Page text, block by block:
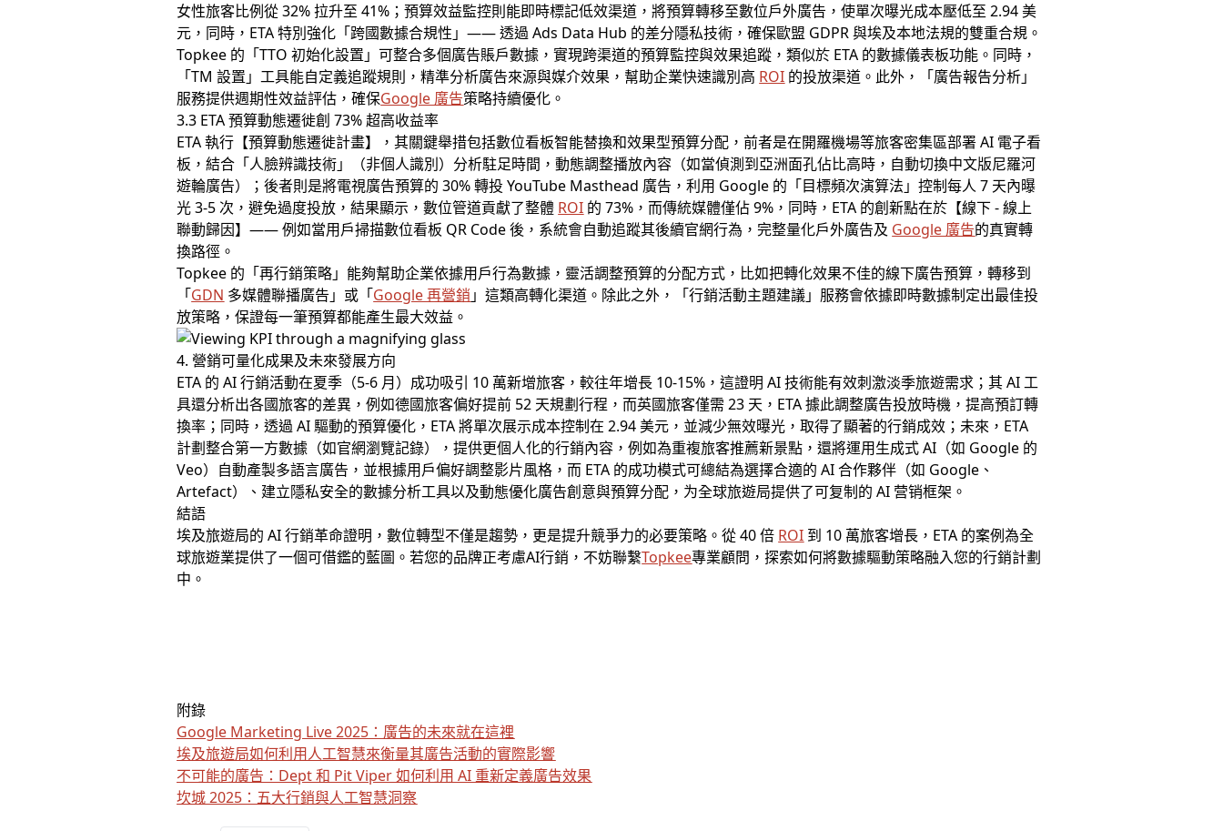
女性旅客比例從 32% 拉升至 41%；預算效益監控則能即時標記低效渠道，將預算轉移至數位戶外廣告，使單次曝光成本壓低至 2.94 美
元，同時，ETA 特別強化「跨國數據合規性」—— 透過 Ads Data Hub 的差分隱私技術，確保歐盟 GDPR 與埃及本地法規的雙重合規。
Topkee 的「TTO 初始化設置」可整合多個廣告賬戶數據，實現跨渠道的預算監控與效果追蹤，類似於 ETA 的數據儀表板功能。同時，
「TM 設置」工具能自定義追蹤規則，精準分析廣告來源與媒介效果，幫助企業快速識別高 ROI 的投放渠道。此外，「廣告報告分析」
服務提供週期性效益評估，確保Google 廣告策略持續優化。
3.3 ETA 預算動態遷徙創 73% 超高收益率
ETA 執行【預算動態遷徙計畫】，其關鍵舉措包括數位看板智能替換和效果型預算分配，前者是在開羅機場等旅客密集區部署 AI 電子看
板，結合「人臉辨識技術」（非個人識別）分析駐足時間，動態調整播放內容（如當偵測到亞洲面孔佔比高時，自動切換中文版尼羅河
遊輪廣告）；後者則是將電視廣告預算的 30% 轉投 YouTube Masthead 廣告，利用 Google 的「目標頻次演算法」控制每人 7 天內曝
光 3-5 次，避免過度投放，結果顯示，數位管道貢獻了整體 ROI 的 73%，而傳統媒體僅佔 9%，同時，ETA 的創新點在於【線下 - 線上
聯動歸因】—— 例如當用戶掃描數位看板 QR Code 後，系統會自動追蹤其後續官網行為，完整量化戶外廣告及 Google 廣告的真實轉
換路徑。
Topkee 的「再行銷策略」能夠幫助企業依據用戶行為數據，靈活調整預算的分配方式，比如把轉化效果不佳的線下廣告預算，轉移到
「GDN 多媒體聯播廣告」或「Google 再營銷 」這類高轉化渠道。除此之外，「行銷活動主題建議」服務會依據即時數據制定出最佳投
放策略，保證每一筆預算都能產生最大效益。
4. 營銷可量化成果及未來發展方向
ETA 的 AI 行銷活動在夏季（5-6 月）成功吸引 10 萬新增旅客，較往年增長 10-15%，這證明 AI 技術能有效刺激淡季旅遊需求；其 AI 工
具還分析出各國旅客的差異，例如德國旅客偏好提前 52 天規劃行程，而英國旅客僅需 23 天，ETA 據此調整廣告投放時機，提高預訂轉
換率；同時，透過 AI 驅動的預算優化，ETA 將單次展示成本控制在 2.94 美元，並減少無效曝光，取得了顯著的行銷成效；未來，ETA
計劃整合第一方數據（如官網瀏覽記錄），提供更個人化的行銷內容，例如為重複旅客推薦新景點，還將運用生成式 AI（如 Google 的
Veo）自動產製多語言廣告，並根據用戶偏好調整影片風格，而 ETA 的成功模式可總結為選擇合適的 AI 合作夥伴（如 Google、
Artefact）、建立隱私安全的數據分析工具以及動態優化廣告創意與預算分配，为全球旅遊局提供了可复制的 AI 营销框架。
結語
埃及旅遊局的 AI 行銷革命證明，數位轉型不僅是趨勢，更是提升競爭力的必要策略。從 40 倍 ROI 到 10 萬旅客增長，ETA 的案例為全
球旅遊業提供了一個可借鑑的藍圖。若您的品牌正考慮AI行銷，不妨聯繫Topkee專業顧問，探索如何將數據驅動策略融入您的行銷計劃
中。
附錄
Google Marketing Live 2025：廣告的未來就在這裡
埃及旅遊局如何利用人工智慧來衡量其廣告活動的實際影響
不可能的廣告：Dept 和 Pit Viper 如何利用 AI 重新定義廣告效果
坎城 2025：五大行銷與人工智慧洞察